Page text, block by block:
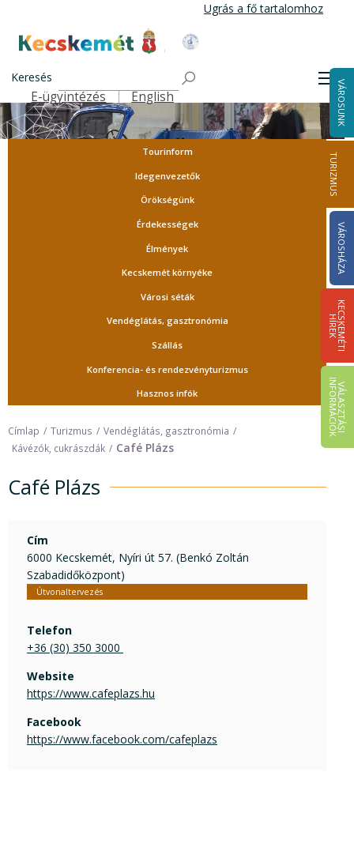
tartalomra
Ugrás a fő tartalomhoz
Kecskemét Város Honlapja
Keresés
Felső navigáció
E-ügyintézés English VÁROSUNK
TURIZMUS
VÁROSHÁZA
K
E
C
S
K
E
M
É
T
I
HÍ
R
E
K
V
Á
L
A
S
Z
T
Á
S
I
IN
F
O
R
M
Á
C
I
Ó
K
Tourinform
Idegenvezetők
Örökségünk
Érdekességek
Élmények
Kecskemét környéke
Városi séták
Vendéglátás, gasztronómia
Szállás
Konferencia- és rendezvényturizmus
Hasznos infók
Címlap Turizmus
Vendéglátás, gasztronómia
Kávézók, cukrászdák
Café Plázs
Café Plázs
Cím
6000 Kecskemét, Nyíri út 57. (Benkó Zoltán
Szabadidőközpont)
Útvonaltervezés
Telefon
+36 (30) 350 3000
Website
https://www.cafeplazs.hu
Facebook
https://www.facebook.com/cafeplazs